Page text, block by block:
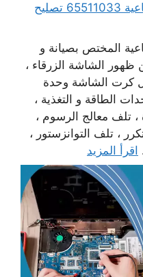
مهندس كمبيوتر العارضية الصناعية 65511033 تصليح
المختص بصيانة و
ظهور الشاشة الزرقاء ،
كرت الشاشة وحدة
الطاقة و التغذية ،
، تلف معالج الرسوم ،
، تلف التوانزستور ،
اقرأ المزيد